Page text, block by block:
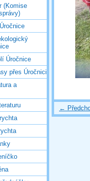
←
(Komise
Úročnice
přes Úročnici
a